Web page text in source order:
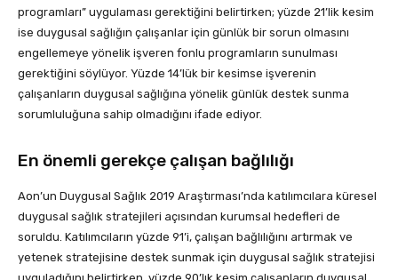
programları” uygulaması gerektiğini belirtirken; yüzde 21’lik kesim
ise duygusal sağlığın çalışanlar için günlük bir sorun olmasını
engellemeye yönelik işveren fonlu programların sunulması
gerektiğini söylüyor. Yüzde 14’lük bir kesimse işverenin
çalışanların duygusal sağlığına yönelik günlük destek sunma
sorumluluğuna sahip olmadığını ifade ediyor.
En önemli gerekçe çalışan bağlılığı
Aon’un Duygusal Sağlık 2019 Araştırması’nda katılımcılara küresel
duygusal sağlık stratejileri açısından kurumsal hedefleri de
soruldu. Katılımcıların yüzde 91’i, çalışan bağlılığını artırmak ve
yetenek stratejisine destek sunmak için duygusal sağlık stratejisi